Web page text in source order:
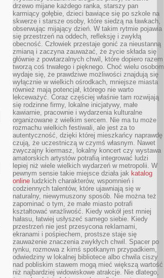
drzewo mijane każdego ranka, starszy pan
karmiący gołębie, dzieci bawiące się po szkole na
skwerze i starsze osoby, które siedzą na ławkach,
obserwując mijający dzień. W takim rytmie pojawia
się przestrzeń na oddech, refleksję i zwykłą
obecność. Człowiek przestaje gonić za nieustanną
zmianą i zaczyna zauważać, że życie składa się
głównie z powtarzalnych chwil, które dopiero razem
tworzą coś trwałego i pięknego. Choć wielu osobom
wydaje się, że prawdziwe możliwości znajdują się
wyłącznie w wielkich ośrodkach, mniejsze miasta
również mają potencjał, którego nie warto
lekceważyć. Coraz częściej właśnie tam rozwijają
się rodzinne firmy, lokalne inicjatywy, małe
kawiarnie, pracownie i wydarzenia kulturalne
organizowane z wielkim sercem. Nie ma tu może
rozmachu wielkich festiwali, ale jest za to
autentyczność, dzięki której mieszkańcy naprawdę
czują, że uczestniczą w czymś własnym. Nawet
zwyczajny kiermasz, lokalny koncert czy wystawa
amatorskich artystów potrafią integrować ludzi
lepiej niż wiele wielkich wydarzeń w metropolii. W
pewnym sensie takie miejsce działa jak katalog
online ludzkich charakterów, wspomnień i
codziennych talentów, które ujawniają się w
naturalny, niewymuszony sposób. Nie można też
zapominać o tym, że małe miasto potrafi
kształtować wrażliwość. Kiedy wokół jest mniej
hałasu, łatwiej usłyszeć samego siebie. Kiedy
przestrzeń nie jest przesycona reklamami,
ekranami i pośpiechem, prostsze staje się
zauważenie znaczenia zwykłych chwil. Spacer po
rynku, rozmowa z kimś spotkanym przypadkiem,
odwiedziny w lokalnej bibliotece albo chwila ciszy
nad pobliskim stawem mogą mieć większą wartość
niż najbardziej widowiskowe atrakcje. Nie dlatego,